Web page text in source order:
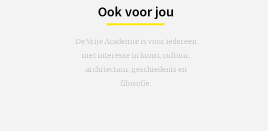
Ook voor jou
De Vrije Academie is voor iedereen
met interesse in kunst, cultuur,
architectuur, geschiedenis en
filosofie.